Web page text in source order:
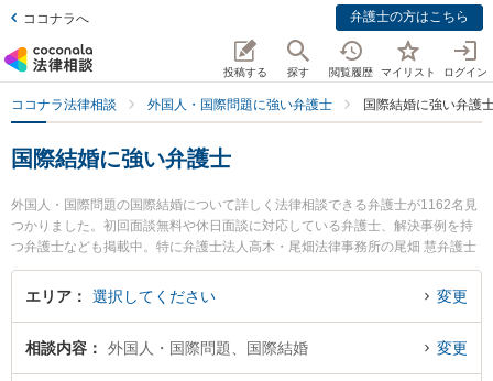
ココナラへ 弁護士の方はこちら
投稿する 探す 閲覧履歴 マイリスト ログイン
ココナラ法律相談 外国人・国際問題に強い弁護士 国際結婚に強い弁護
国際結婚に強い弁護士
外国人・国際問題の国際結婚について詳しく法律相談できる弁護士が1162名見
つかりました。初回面談無料や休日面談に対応している弁護士、解決事例を持
つ弁護士なども掲載中。特に弁護士法人高木・尾畑法律事務所の尾畑 慧弁護士
やラーレ法律事務所の浦田 知温弁護士、東京CITY LIGHT法律事務所の趙 良弁
護士のプロフィール情報や弁護士費用、強みなどが注目されています。東京や
大阪、名古屋といった大都市圏の弁護士から福岡、札幌、仙台といった中核都
ください。『東京都内で土日や夜間に発生した国際結婚のトラブルを今すぐに
弁護士に相談したい』『国際結婚のトラブル解決の実績豊富な大阪の弁護士を
エリア 選択してください 変更
相談内容 外国人・国際問題、国際結婚 変更